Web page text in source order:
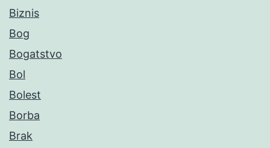
Biznis
Bog
Bogatstvo
Bol
Bolest
Borba
Brak